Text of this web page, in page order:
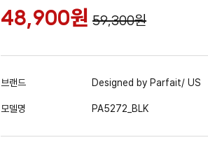
48,900원 59,300원
브랜드 Designed by Parfait/ US
모델명 PA5272_BLK